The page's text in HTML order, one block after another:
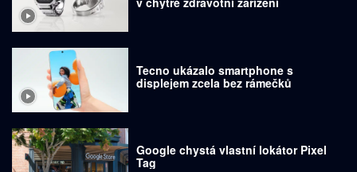
Tecno ukázalo smartphone s
displejem zcela bez rámečků
Google chystá vlastní lokátor Pixel
Tag